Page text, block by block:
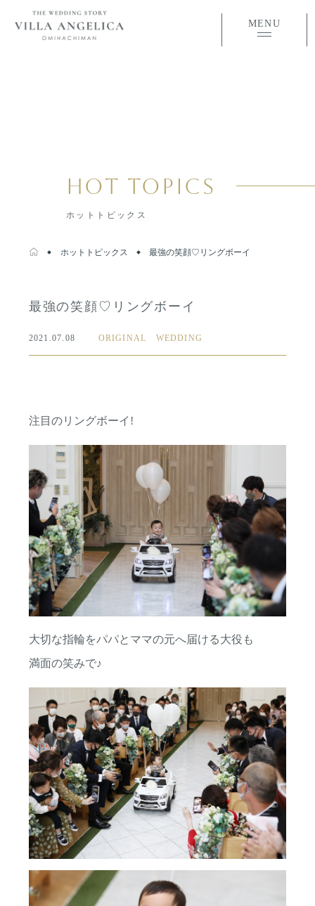
MENU
コンセプト
ブライダルフェア
プラン
会場・サービス
披露宴会場
婚礼料理・デザート
ドレス・着物
紹介キャンペーン
ホットトピックス
よくある質問
挙式・
専属チームのご紹介
ご利用の流れ
アクセス
法人・団体向け
イベント・会議
RESERVATION CONTACT
HOT TOPICS
ホットトピックス
ホットトピックス 最強の笑顔♡リングボーイ
最強の笑顔♡リングボーイ
2021.07.08 ORIGINAL WEDDING
注目のリングボーイ!
大切な指輪をパパとママの元へ届ける大役も
満面の笑みで♪